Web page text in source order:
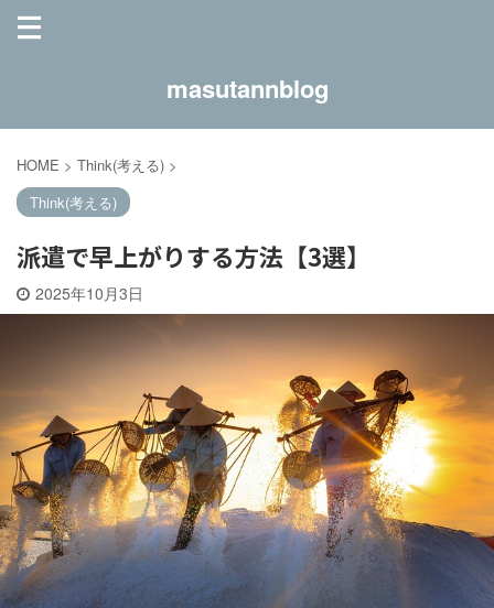
masutannblog
HOME > Think(考える) >
Think(考える)
派遣で早上がりする方法【3選】
2025年10月3日